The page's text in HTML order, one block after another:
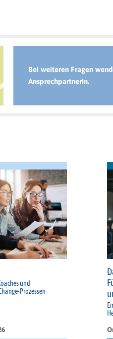
Bei weiteren Fragen
Ansprechpartnerin.
und
Prozessen